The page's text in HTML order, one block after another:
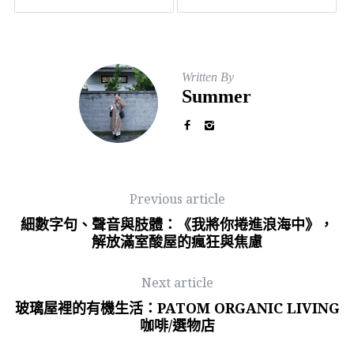
Written By
Summer
Previous article
細數字句、聲音與肢體：《我將你捲進浪海中》，
解放滿室酸屋的瘋狂與焦慮
Next article
玻璃屋裡的有機生活：PATOM ORGANIC LIVING
咖啡/選物店